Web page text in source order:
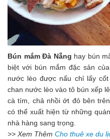
Bún mắm Đà Nẵng hay bún
biệt với bún mắm đặc sản
nước lèo được nấu chỉ lấy
chan nước lèo vào tô bún xếp
cà tím, chả nhồi ớt đỏ bên
có thể xuất hiện từ những
nhà hàng sang trọng.
>> Xem Thêm Cho thuê xe du